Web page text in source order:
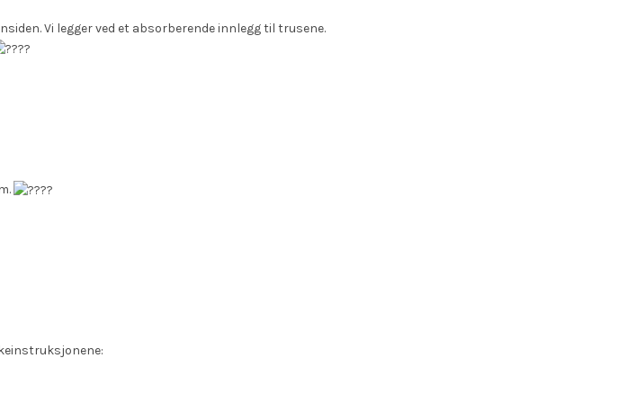
Vi legger ved et absorberende innlegg til trusene.